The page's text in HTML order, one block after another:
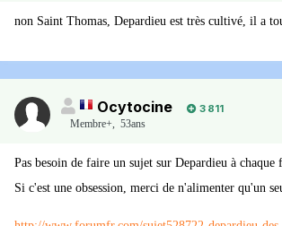
non Saint Thomas, Depardieu est très cultivé, il a
Ocytocine
3 811
Membre+, 53ans
Pas besoin de faire un sujet sur Depardieu à
Si c'est une obsession, merci de n'alimenter qu'un